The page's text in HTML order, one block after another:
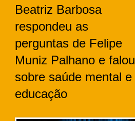
Beatriz Barbosa
respondeu as
perguntas de Felipe
Muniz Palhano e falou
sobre saúde mental e
educação